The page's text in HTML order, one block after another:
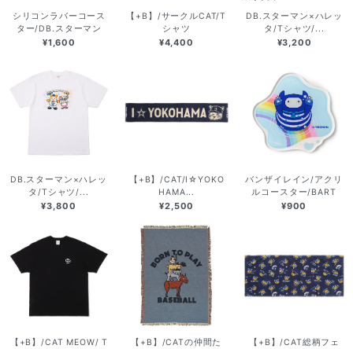
シリコンラバーコース
ター/DB.スターマン
¥1,600
【+B】/サークルCAT/T
シャツ
¥4,400
DB.スターマン×ハレッ
タ/Tシャツ/...
¥3,200
DB.スターマン×ハレッ
タ/Tシャツ/...
¥3,800
【+B】/CAT/I☆YOKO
HAMA...
¥2,500
バンザイレイン/アクリ
ルコースター/BART
¥900
【+B】/CAT MEOW/ T
【+B】/CATの仲間た
【+B】/CAT総柄フェ